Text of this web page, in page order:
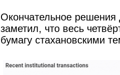
Окончательное решения
заметил, что весь
бумагу стахановскими